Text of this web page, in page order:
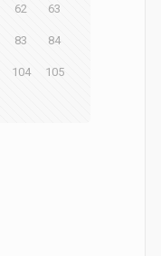
62 63
83 84
104 105